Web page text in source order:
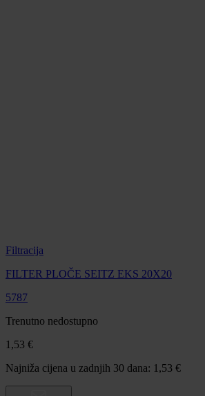
Filtracija
FILTER PLOČE SEITZ EKS 20X20
5787
Trenutno nedostupno
1,53 €
Najniža cijena u zadnjih 30 dana: 1,53 €